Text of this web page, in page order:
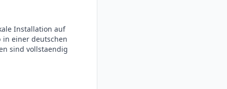
Installation auf
in einer deutschen
sind vollstaendig